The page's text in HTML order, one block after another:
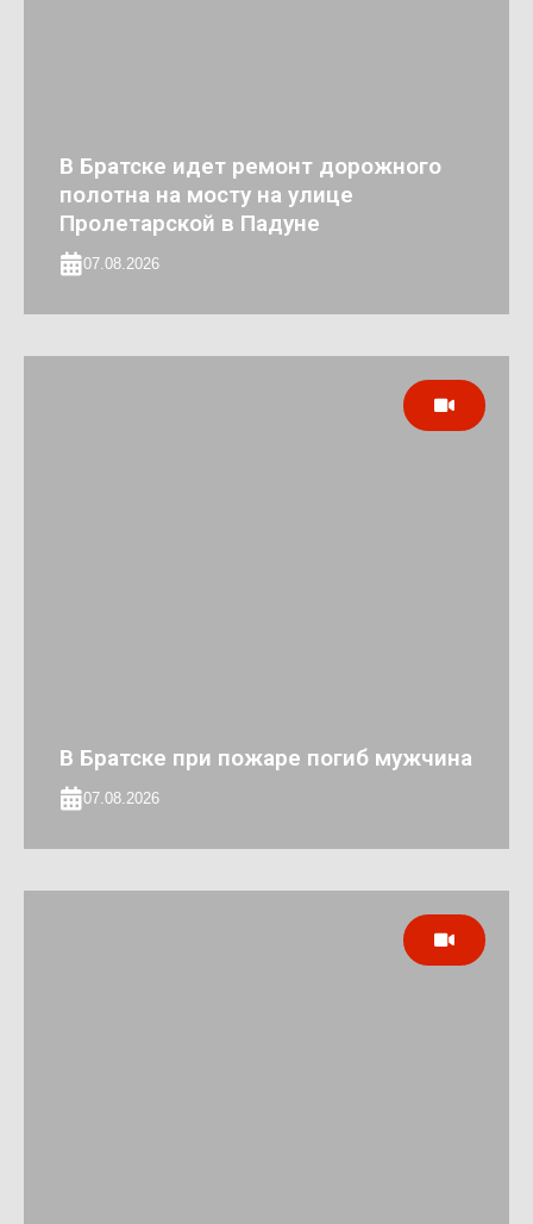
В Братске идет ремонт дорожного
полотна на мосту на улице
Пролетарской в Падуне
07.08.2026
В Братске при пожаре погиб мужчина
07.08.2026